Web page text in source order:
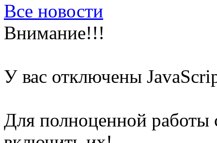
Все новости
Внимание!!!
У вас отключены
Для полноценной работы